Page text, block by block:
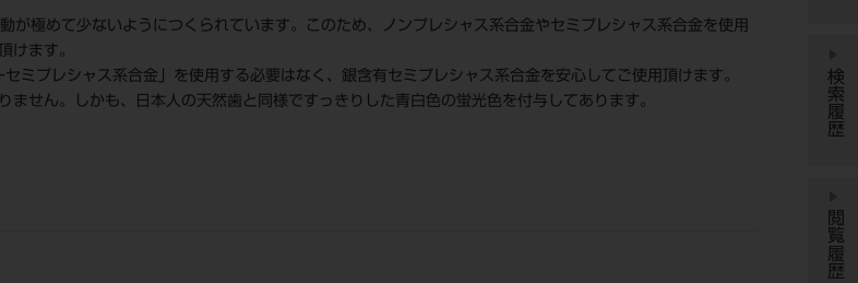
が極めて少ないようにつくられています。このため、ノンプレシャス系合金やセミプレシャス系合金を使用
けます。
ミプレシャス系合金」を使用する必要はなく、銀含有セミプレシャス系合金を安心してご使用頂けます。
せん。しかも、日本人の天然歯と同様ですっきりした青白色の蛍光色を付与してあります。
検索履歴
閲覧履歴